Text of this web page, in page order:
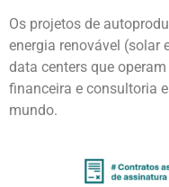
Os projetos de
energia renovável (solar
data centers que
financeira e consultoria
mundo.